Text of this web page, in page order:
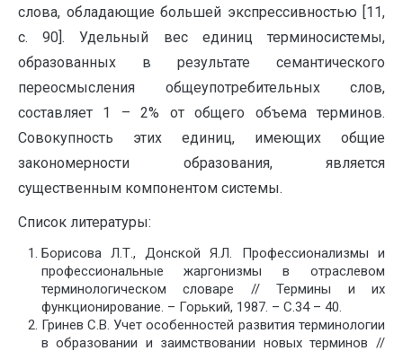
слова, обладающие большей экспрессивностью [11,
с. 90]. Удельный вес единиц терминосистемы,
образованных в результате семантического
переосмысления общеупотребительных слов,
составляет 1 – 2% от общего объема терминов.
Совокупность этих единиц, имеющих общие
закономерности образования, является
существенным компонентом системы.
Список литературы:
Борисова Л.Т., Донской Я.Л. Профессионализмы и
профессиональные жаргонизмы в отраслевом
терминологическом словаре // Термины и их
функционирование. – Горький, 1987. – С.34 – 40.
Гринев С.В. Учет особенностей развития терминологии
в образовании и заимствовании новых терминов //